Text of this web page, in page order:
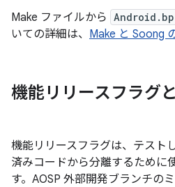
Make ファイルから Android.bp
いての詳細は、 Make と Soong
機能リリースフラグ
機能リリースフラグは、テスト
済みコードから分離するために
す。 AOSP 外部開発ブランチの